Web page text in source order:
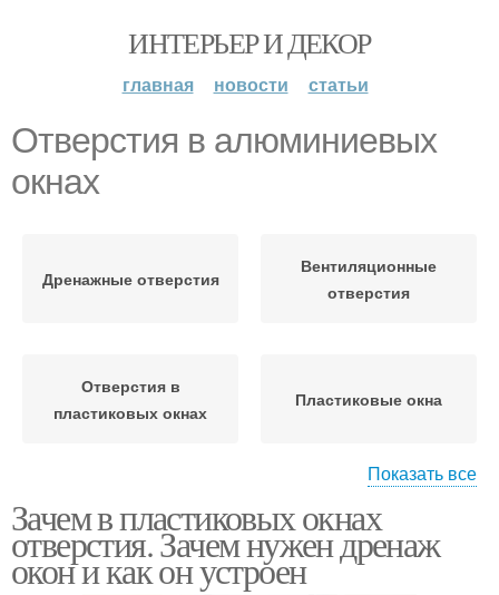
ИНТЕРЬЕР И ДЕКОР
главная новости статьи
Отверстия в алюминиевых
окнах
Дренажные отверстия
Вентиляционные
отверстия
Отверстия в
пластиковых окнах
Пластиковые окна
Отверстия в окнах
отверстия
Показать все
Зачем в пластиковых окнах
отверстия. Зачем нужен дренаж
окон и как он устроен